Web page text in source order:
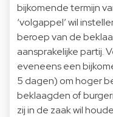
bijkomende termijn
‘volgappel’ wil
beroep van de
aansprakelijke partij.
eveneens een
5 dagen) om hoger
beklaagden of
zij in de zaak wil